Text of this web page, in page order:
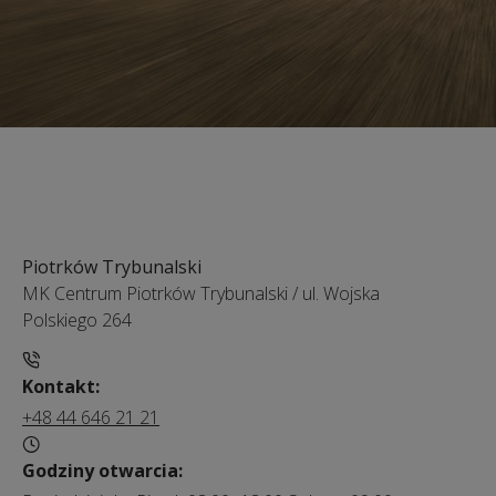
Piotrków Trybunalski
MK Centrum Piotrków Trybunalski/ ul. Wojska
Polskiego 264
Kontakt:
+48 44 646 21 21
Godziny otwarcia: